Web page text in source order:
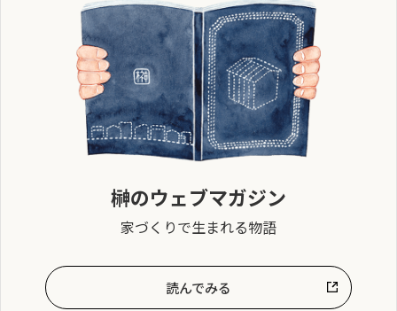
榊のウェブマガジン
家づくりで生まれる物語
読んでみる